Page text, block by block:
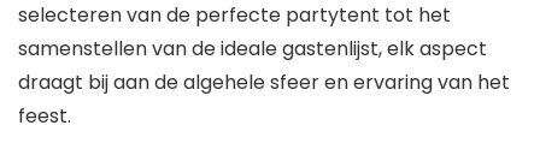
selecteren van de perfecte partytent tot het
samenstellen van de ideale gastenlijst, elk aspect
draagt bij aan de algehele sfeer en ervaring van het
feest.